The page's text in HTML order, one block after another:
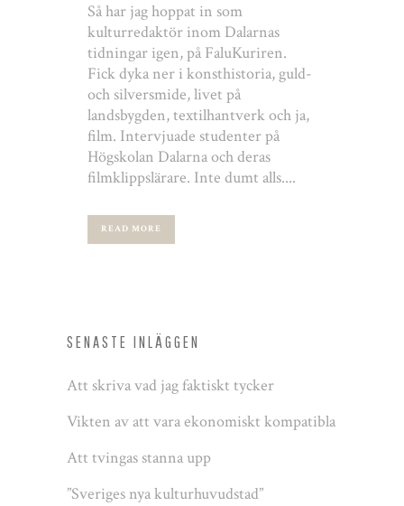
Så har jag hoppat in som
kulturredaktör inom Dalarnas
tidningar igen, på FaluKuriren.
Fick dyka ner i konsthistoria, guld-
och silversmide, livet på
landsbygden, textilhantverk och ja,
film. Intervjuade studenter på
Högskolan Dalarna och deras
filmklippslärare. Inte dumt alls....
READ MORE
SENASTE INLÄGGEN
Att skriva vad jag faktiskt tycker
Vikten av att vara ekonomiskt kompatibla
Att tvingas stanna upp
”Sveriges nya kulturhuvudstad”